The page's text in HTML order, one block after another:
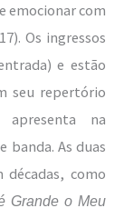
emocionar com
Os ingressos
e estão
seu repertório
na
banda. As duas
décadas, como
Grande o Meu